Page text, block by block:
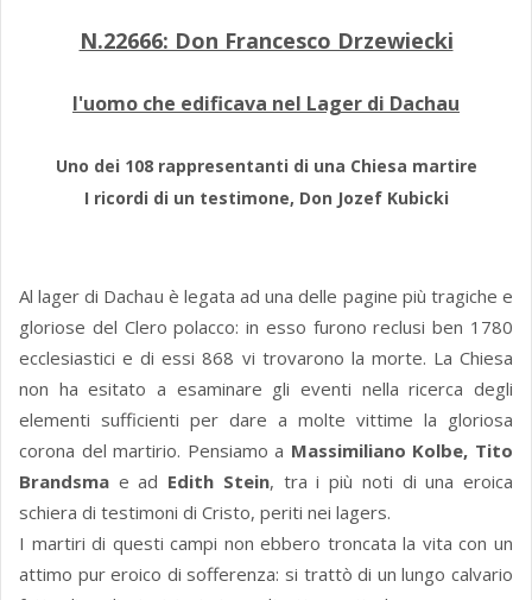
N.22666: Don Francesco Drzewiecki
l'uomo che edificava nel Lager di Dachau
Uno dei 108 rappresentanti di una Chiesa martire
I ricordi di un testimone, Don Jozef Kubicki
Al lager di Dachau è legata ad una delle pagine più tragiche e
gloriose del Clero polacco: in esso furono reclusi ben 1780
ecclesiastici e di essi 868 vi trovarono la morte. La Chiesa
non ha esitato a esaminare gli eventi nella ricerca degli
elementi sufficienti per dare a molte vittime la gloriosa
corona del martirio. Pensiamo a Massimiliano Kolbe, Tito
Brandsma e ad Edith Stein, tra i più noti di una eroica
schiera di testimoni di Cristo, periti nei lagers.
I martiri di questi campi non ebbero troncata la vita con un
attimo pur eroico di sofferenza: si trattò di un lungo calvario